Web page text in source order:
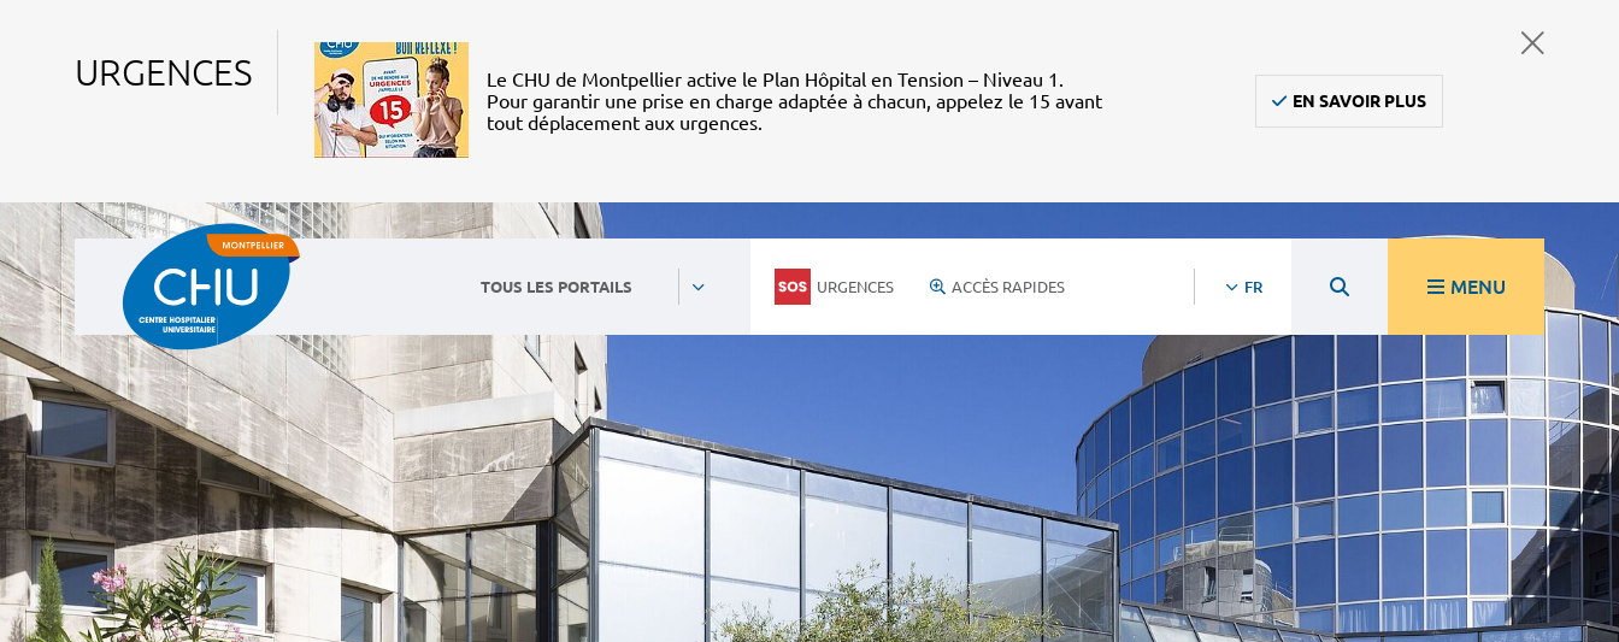
URGENCES
Le CHU de Montpellier active le Plan Hôpital en Tension – Niveau 1.
Pour garantir une prise en charge adaptée à chacun, appelez le 15 avant
tout déplacement aux urgences.
EN SAVOIR PLUS
TOUS LES PORTAILS URGENCES ACCÈS RAPIDES FR MENU